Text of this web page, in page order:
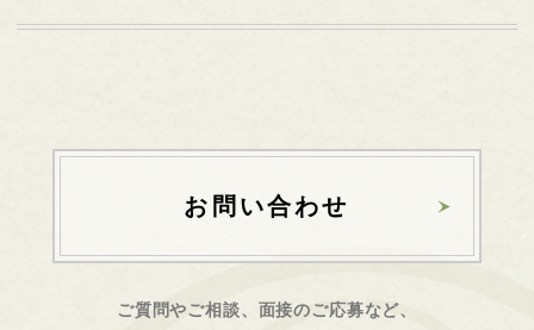
お問い合わせ
ご質問やご相談、面接のご応募など、